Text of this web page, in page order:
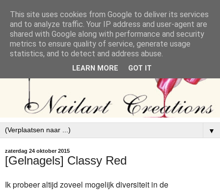
▼
zaterdag 24 oktober 2015
[Gelnagels] Classy Red
Ik probeer altijd zoveel mogelijk diversiteit in de
This site uses cookies from Google to deliver its services
and to analyze traffic. Your IP address and user-agent are
shared with Google along with performance and security
metrics to ensure quality of service, generate usage
statistics, and to detect and address abuse.
LEARN MORE GOT IT